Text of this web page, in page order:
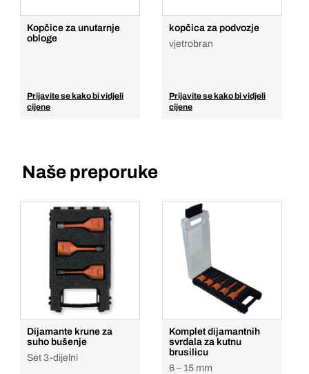
Kopčice za unutarnje
obloge
Prijavite se kako bi vidjeli
cijene
kopčica za podvozje
vjetrobran
Prijavite se kako bi vidjeli
cijene
Naše preporuke
Dijamante krune za
suho bušenje
Set 3-dijelni
Komplet dijamantnih
svrdala za kutnu
brusilicu
6 – 15 mm